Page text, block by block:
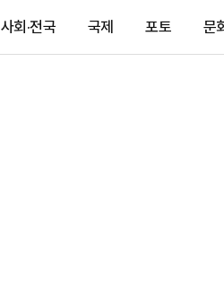
사회·전국 국제 포토 문